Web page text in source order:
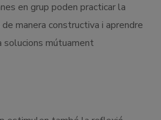
en grup poden practicar la
manera constructiva i aprendre
solucions mútuament